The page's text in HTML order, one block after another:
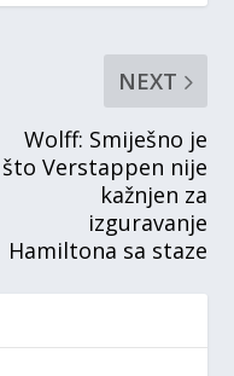
NEXT
Wolff: Smiješno je
što Verstappen nije
kažnjen za
izguravanje
Hamiltona sa staze